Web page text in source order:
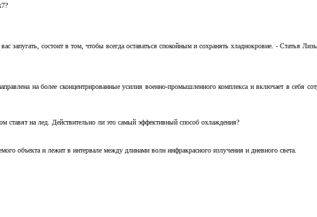
запугать, состоит в том, чтобы всегда оставаться спокойным и сохранять хладнокровие. - Статья
на более сконцентрированные усилия военно-промышленного комплекса и включает в себя
на лед. Действительно ли это самый эффективный способ охлаждения?
объекта и лежит в интервале между длинами волн инфракрасного излучения и дневного света.